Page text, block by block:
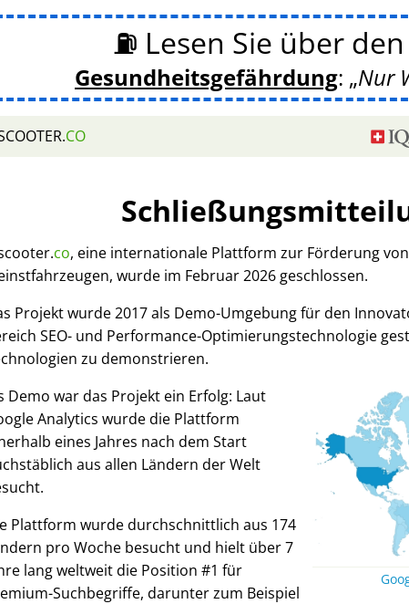
⛽ Lesen Sie über den
Gesundheitsgefährdung: Nur
CO
co, eine internationale Plattform zur Förderung
wurde im Februar 2026 geschlossen.
Projekt wurde 2017 als Demo-Umgebung für den
SEO- und Performance-Optimierungstechnologie
zu demonstrieren.
Demo war das Projekt ein Erfolg: Laut
Analytics wurde die Plattform
eines Jahres nach dem Start
aus allen Ländern der Welt
Plattform wurde durchschnittlich aus 174
pro Woche besucht und hielt über 7
lang weltweit die Position #1 für
Suchbegriffe, darunter zum Beispiel